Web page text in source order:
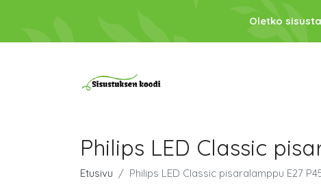
Oletko
Philips LED Classic
Etusivu Philips LED Classic pisaralamppu E27